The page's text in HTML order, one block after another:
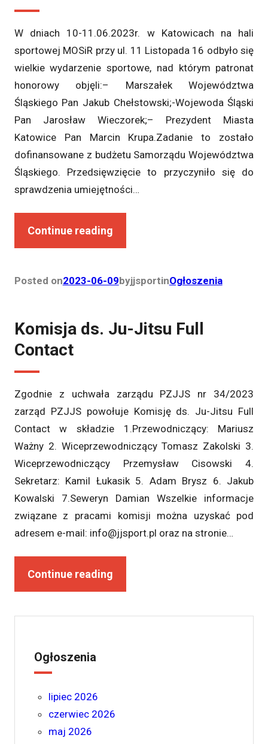
W dniach 10-11.06.2023r. w Katowicach na hali
sportowej MOSiR przy ul. 11 Listopada 16 odbyło się
wielkie wydarzenie sportowe, nad którym patronat
honorowy objęli:– Marszałek Województwa
Śląskiego Pan Jakub Chełstowski;-Wojewoda Śląski
Pan Jarosław Wieczorek;– Prezydent Miasta
Katowice Pan Marcin Krupa.Zadanie to zostało
dofinansowane z budżetu Samorządu Województwa
Śląskiego. Przedsięwzięcie to przyczyniło się do
sprawdzenia umiejętności…
Continue reading
Posted on2023-06-09byjjsportinOgłoszenia
Komisja ds. Ju-Jitsu Full
Contact
Zgodnie z uchwała zarządu PZJJS nr 34/2023
zarząd PZJJS powołuje Komisję ds. Ju-Jitsu Full
Contact w składzie 1.Przewodniczący: Mariusz
Ważny 2. Wiceprzewodniczący Tomasz Zakolski 3.
Wiceprzewodniczący Przemysław Cisowski 4.
Sekretarz: Kamil Łukasik 5. Adam Brysz 6. Jakub
Kowalski 7.Seweryn Damian Wszelkie informacje
związane z pracami komisji można uzyskać pod
adresem e-mail: info@jjsport.pl oraz na stronie…
Continue reading
Ogłoszenia
lipiec 2026
czerwiec 2026
maj 2026